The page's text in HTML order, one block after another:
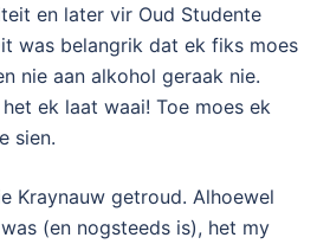
en later vir Oud Studente
was belangrik dat ek fiks moes
nie aan alkohol geraak nie.
ek laat waai! Toe moes ek
sien.
Kraynauw getroud. Alhoewel
(en nogsteeds is), het my